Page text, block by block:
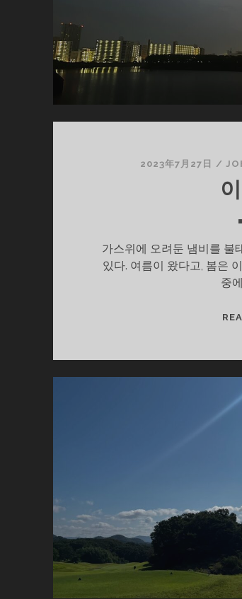
2023年7月27日 /
가스위에 오려둔 냄비를 불
있다. 여름이 왔다고, 봄은
중